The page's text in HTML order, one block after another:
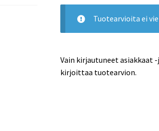
Tuotearvioita ei
Vain kirjautuneet
kirjoittaa tuotearvion.